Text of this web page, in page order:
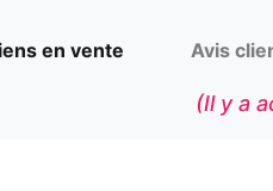
en vente Avis
(Il y a